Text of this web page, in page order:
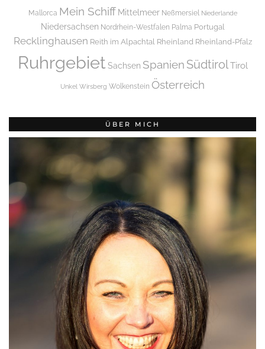
Mallorca Mein Schiff Mittelmeer Neßmersiel Niederlande
Niedersachsen Nordrhein-Westfalen Palma Portugal
Recklinghausen Reith im Alpachtal Rheinland Rheinland-Pfalz
Ruhrgebiet Sachsen Spanien SüdtirolTirol
Unkel Wirsberg Wolkenstein Österreich
ÜBER MICH